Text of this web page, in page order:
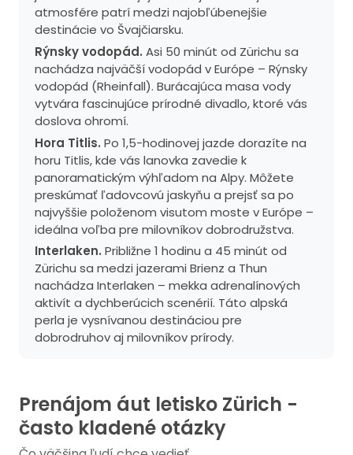
atmosfére patrí medzi najobľúbenejšie
destinácie vo Švajčiarsku.
Rýnsky vodopád. Asi 50 minút od Zürichu sa
nachádza najväčší vodopád v Európe – Rýnsky
vodopád (Rheinfall). Burácajúca masa vody
vytvára fascinujúce prírodné divadlo, ktoré vás
doslova ohromí.
Hora Titlis. Po 1,5-hodinovej jazde dorazíte na
horu Titlis, kde vás lanovka zavedie k
panoramatickým výhľadom na Alpy. Môžete
preskúmať ľadovcovú jaskyňu a prejsť sa po
najvyššie položenom visutom moste v Európe –
ideálna voľba pre milovníkov dobrodružstva.
Interlaken. Približne 1 hodinu a 45 minút od
Zürichu sa medzi jazerami Brienz a Thun
nachádza Interlaken – mekka adrenalínových
aktivít a dychberúcich scenérií. Táto alpská
perla je vysnívanou destináciou pre
dobrodruhov aj milovníkov prírody.
Prenájom áut letisko Zürich -
často kladené otázky